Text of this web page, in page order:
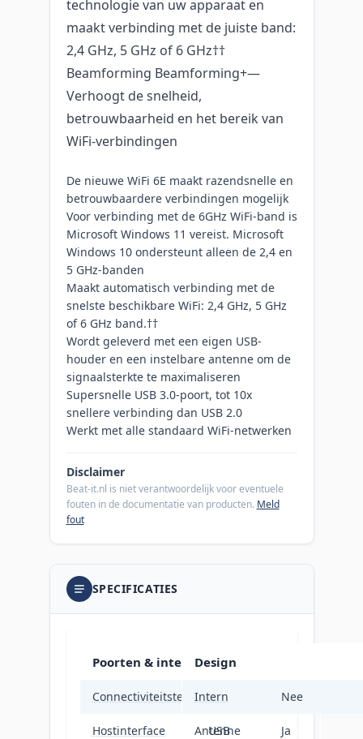
technologie van uw apparaat en
maakt verbinding met de juiste band:
2,4 GHz, 5 GHz of 6 GHz††
Beamforming Beamforming+—
Verhoogt de snelheid,
betrouwbaarheid en het bereik van
WiFi-verbindingen
De nieuwe WiFi 6E maakt razendsnelle en
betrouwbaardere verbindingen mogelijk
Voor verbinding met de 6GHz WiFi-band is
Microsoft Windows 11 vereist. Microsoft
Windows 10 ondersteunt alleen de 2,4 en
5 GHz-banden
Maakt automatisch verbinding met de
snelste beschikbare WiFi: 2,4 GHz, 5 GHz
of 6 GHz band.††
Wordt geleverd met een eigen USB-
houder en een instelbare antenne om de
signaalsterkte te maximaliseren
Supersnelle USB 3.0-poort, tot 10x
snellere verbinding dan USB 2.0
Werkt met alle standaard WiFi-netwerken
Disclaimer
Beat-it.nl is niet verantwoordelijk voor eventuele
fouten in de documentatie van producten. Meld
fout
SPECIFICATIES
Poorten & interfaces
ConnectiviteitstechnologieDraadloos
Hostinterface USB
Design
Intern Nee
Antenne Ja